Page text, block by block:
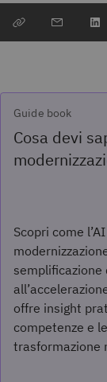
Guide book
Cosa devi
Scopri come
semplificazione
offre insight
competenze e
trasformazione